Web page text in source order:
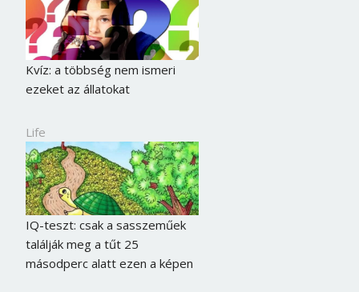
Kvíz: a többség nem ismeri
ezeket az állatokat
Life
IQ-teszt: csak a sasszeműek
találják meg a tűt 25
másodperc alatt ezen a képen